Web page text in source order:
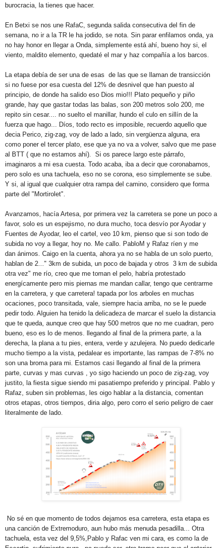
burocracia, la tienes que hacer.
En Betxi se nos une RafaC, segunda salida consecutiva del fin de
semana, no ir a la TR le ha jodido, se nota. Sin parar enfilamos onda, ya
no hay honor en llegar a Onda, simplemente está ahí, bueno hoy si, el
viento, maldito elemento, quedaté el mar y haz compañía a los barcos.
La etapa debía de ser una de esas de las que se llaman de transicción
si no fuese por esa cuesta del 12% de desnivel que han puesto al
principio, de donde ha salido eso Dios mio!!! Plato pequeño y piño
grande, hay que gastar todas las balas, son 200 metros solo 200, me
repito sin cesar.... no suelto el manillar, hundo el culo en sillín de la
fuerza que hago... Díos, todo recto es imposible, recuerdo aquello que
decia Perico, zig-zag, voy de lado a lado, sin vergüenza alguna, era
como poner el tercer plato, ese que ya no va a volver, salvo que me pase
al BTT ( que no estamos ahí). Si os parece largo este párrafo,
imaginaros a mi esa cuesta. Todo acaba, iba a decir que coronabamos,
pero solo es una tachuela, eso no se corona, eso simplemente se sube.
Y si, al igual que cualquier otra rampa del camino, considero que forma
parte del "Mortirolet".
Avanzamos, hacía Artesa, por primera vez la carretera se pone un poco a
favor, solo es un espejismo, no dura mucho, toca desvío por Ayodar y
Fuentes de Ayodar, leo el cartel, veo 10 km, pienso que si son todo de
subida no voy a llegar, hoy no. Me callo. PabloM y Rafaz ríen y me
dan ánimos. Caigo en la cuenta, ahora ya no se habla de un solo puerto,
hablan de 2..." 3km de subida, un poco de bajada y otros 3 km de subida
otra vez" me río, creo que me toman el pelo, habría protestado
energícamente pero mis piernas me mandan callar, tengo que centrarme
en la carretera, y que carretera! tapada por los arboles en muchas
ocaciones, poco transitada, vale, siempre hacia arriba, no se le puede
pedir todo. Alguien ha tenido la delicadeza de marcar el suelo la distancia
que te queda, aunque creo que hay 500 metros que no me cuadran, pero
bueno, eso es lo de menos. llegando al final de la primera parte, a la
derecha, la plana a tu pies, entera, verde y azulejera. No puedo dedicarle
mucho tiempo a la vista, pedalear es importante, las rampas de 7-8% no
son una broma para mi. Estamos casi llegando al final de la primera
parte, curvas y mas curvas , yo sigo haciendo un poco de zig-zag, voy
justito, la fiesta sigue siendo mi pasatiempo preferido y principal. Pablo y
Rafaz, suben sin problemas, les oigo hablar a la distancia, comentan
otros etapas, otros tiempos, diria algo, pero corro el serio peligro de caer
literalmente de lado.
No sé en que momento de todos dejamos esa carretera, esta etapa es
una canción de Extremoduro, aun hubo más menuda pesadilla... Otra
tachuela, esta vez del 9,5%,Pablo y Rafac ven mi cara, es como la de